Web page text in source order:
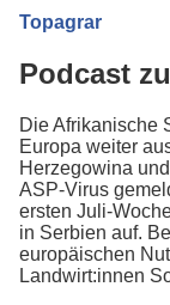
Topagrar
Podcast
Die Afrikanische
Europa weiter
Herzegowina
ASP-Virus
ersten Juli-
in Serbien auf.
europäischen
Landwirt:innen